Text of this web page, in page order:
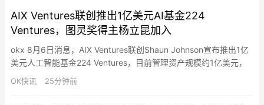
AIX Ventures联创推出1亿美元AI基金224
Ventures，图灵奖得主杨立昆加入
okx 8月6日消息，AIX Ventures联创Shaun Johnson宣布推出1亿
美元人工智能基金224 Ventures，目前管理资产规模约1亿美元，
计划向AI原生团队投入100万至500万美元，投资方向涵盖AI应
用、机器人、基础设施及核心智能领域，该基金拥有244名LP，大
OK快讯 25分钟前